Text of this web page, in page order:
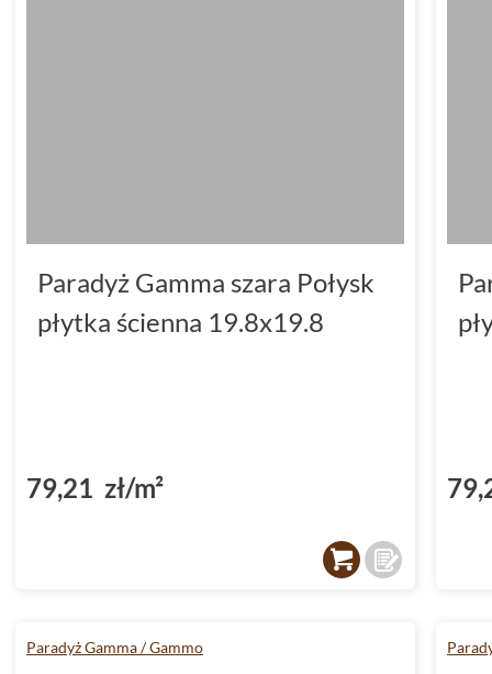
Paradyż Gamma szara Połysk
płytka ścienna 19.8x19.8
79,21 zł/m²
Paradyż Gamma / Gammo